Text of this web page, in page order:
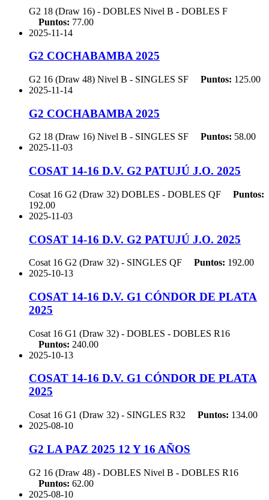
G2 18 (Draw 16) - DOBLES Nivel B - DOBLES F
Puntos: 77.00
2025-11-14
G2 COCHABAMBA 2025
G2 16 (Draw 48) Nivel B - SINGLES SF Puntos: 125.00
2025-11-14
G2 COCHABAMBA 2025
G2 18 (Draw 16) Nivel B - SINGLES SF Puntos: 58.00
2025-11-03
COSAT 14-16 D.V. G2 PATUJÚ J.O. 2025
Cosat 16 G2 (Draw 32) DOBLES - DOBLES QF
Puntos:
192.00
2025-11-03
COSAT 14-16 D.V. G2 PATUJÚ J.O. 2025
Cosat 16 G2 (Draw 32) - SINGLES QF Puntos: 192.00
2025-10-13
COSAT 14-16 D.V. G1 CÓNDOR DE PLATA
2025
Cosat 16 G1 (Draw 32) - DOBLES - DOBLES R16
Puntos: 240.00
2025-10-13
COSAT 14-16 D.V. G1 CÓNDOR DE PLATA
2025
Cosat 16 G1 (Draw 32) - SINGLES R32 Puntos: 134.00
2025-08-10
G2 LA PAZ 2025 12 Y 16 AÑOS
G2 16 (Draw 48) - DOBLES Nivel B - DOBLES R16
Puntos: 62.00
2025-08-10